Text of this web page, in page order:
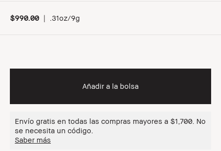
$990.00 | .31oz/9g
Añadir a la bolsa
Envío gratis en todas las compras mayores a $1,700. No
se necesita un código.
Saber más